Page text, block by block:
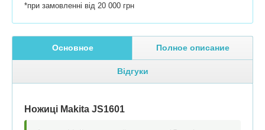
*при замовленні від 20 000 грн
Основное Полное описание
Відгуки
Ножиці Makita JS1601